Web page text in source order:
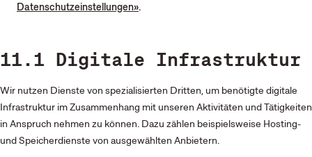
Datenschutzeinstellungen».
11.1 Digitale Infrastruktur
Wir nutzen Dienste von spezialisierten Dritten, um benötigte digitale
Infrastruktur im Zusammenhang mit unseren Aktivitäten und Tätigkeiten
in Anspruch nehmen zu können. Dazu zählen beispielsweise Hosting-
und Speicherdienste von ausgewählten Anbietern.